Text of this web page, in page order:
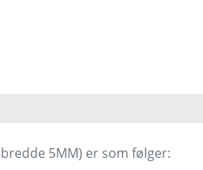
5MM) er som følger: